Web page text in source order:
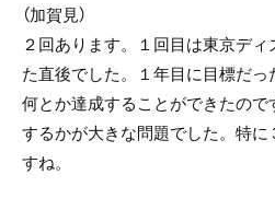
（加賀見）
２回あります。１回目は東京デ
た直後でした。１年目に目標だ
何とか達成することができたの
するかが大きな問題でした。特
すね。